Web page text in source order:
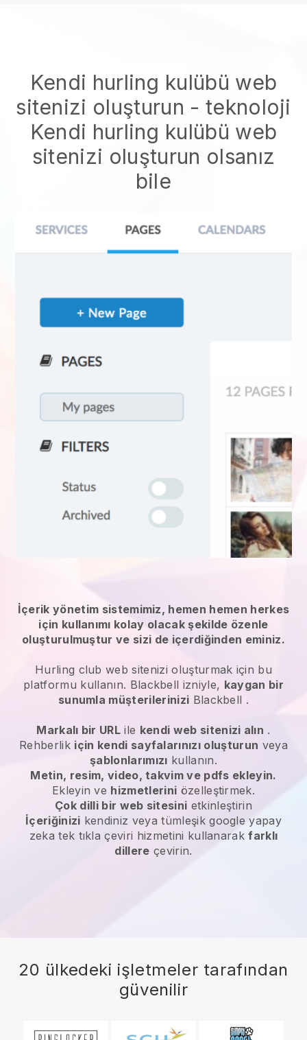
Kendi hurling kulübü web
sitenizi oluşturun - teknoloji
Kendi hurling kulübü web
sitenizi oluşturun olsanız
bile
İçerik yönetim sistemimiz, hemen hemen herkes
için kullanımı kolay olacak şekilde özenle
oluşturulmuştur ve sizi de içerdiğinden eminiz.
Hurling club web sitenizi oluşturmak için bu
platformu kullanın. Blackbell izniyle, kaygan bir
sunumla müşterilerinizi Blackbell .
Markalı bir URL ile kendi web sitenizi alın .
Rehberlik için kendi sayfalarınızı oluşturun veya
şablonlarımızı kullanın.
Metin, resim, video, takvim ve pdfs ekleyin.
Ekleyin ve hizmetlerini özelleştirmek.
Çok dilli bir web sitesini etkinleştirin
İçeriğinizi kendiniz veya tümleşik google yapay
zeka tek tıkla çeviri hizmetini kullanarakfarklı
dillere çevirin.
20 ülkedeki işletmeler tarafından
güvenilir